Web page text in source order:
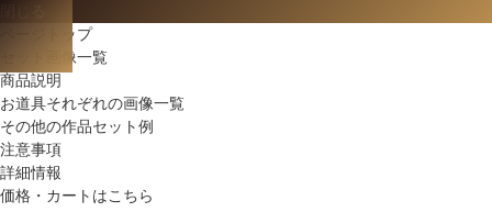
ページトップ
セット画像一覧
商品説明
お道具それぞれの画像一覧
その他の作品セット例
注意事項
詳細情報
価格・カートはこちら